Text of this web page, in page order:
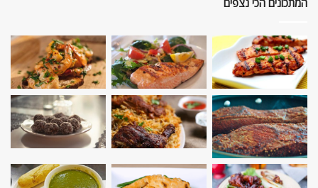
המתכונים הכי נצפים